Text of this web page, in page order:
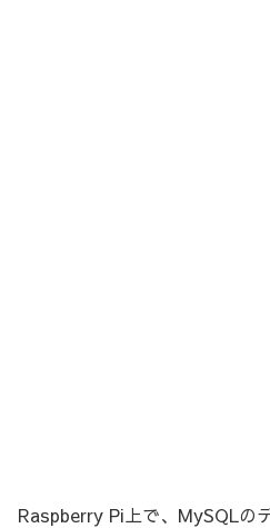
Raspberry Pi上で、MySQLの